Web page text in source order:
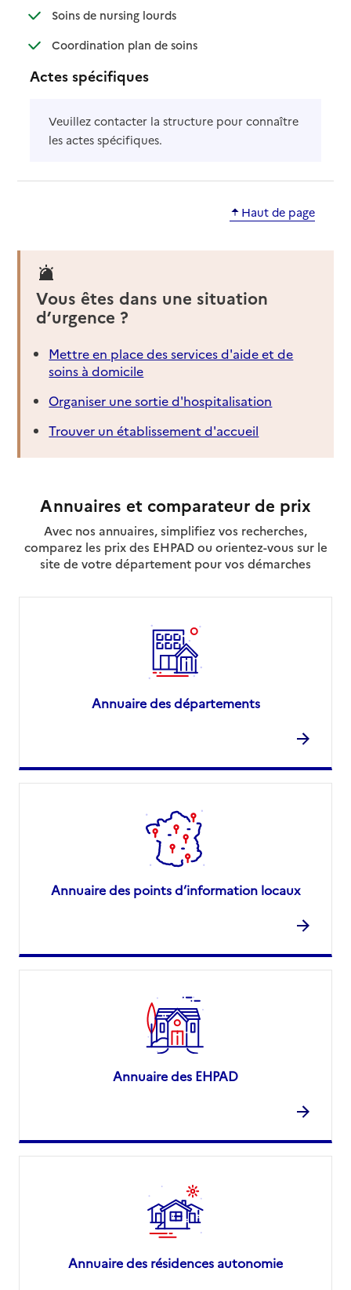
Soins de nursing lourds: disponible
: non disponible
Coordination plan de soins: disponible
: non disponible
Actes spécifiques
Veuillez contacter la structure pour connaître
les actes spécifiques.
Haut de page
Vous êtes dans une situation
d’urgence ?
Mettre en place des services d'aide et de
soins à domicile
Organiser une sortie d'hospitalisation
Trouver un établissement d'accueil
Annuaires et comparateur de prix
Avec nos annuaires, simplifiez vos recherches,
comparez les prix des EHPAD ou orientez-vous sur le
site de votre département pour vos démarches
Annuaire des départements
Annuaire des points d’information locaux
Annuaire des EHPAD
Annuaire des résidences autonomie